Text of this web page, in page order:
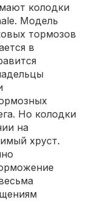
колодки
Модель
тормозов
в
Но колодки
на
хруст.